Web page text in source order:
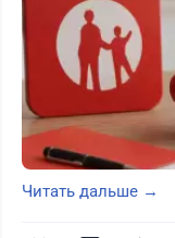
Читать дальше →